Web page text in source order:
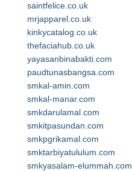
saintfelice.co.uk
mrjapparel.co.uk
kinkycatalog.co.uk
thefaciahub.co.uk
yayasanbinabakti.com
paudtunasbangsa.com
smkal-amin.com
smkal-manar.com
smkdarulamal.com
smkitpasundan.com
smkpgrikamal.com
smktarbiyatululum.com
smkyasalam-elummah.com